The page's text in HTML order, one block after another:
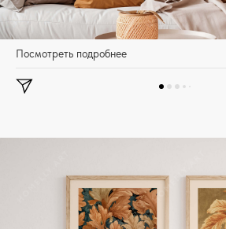
Посмотреть подробнее